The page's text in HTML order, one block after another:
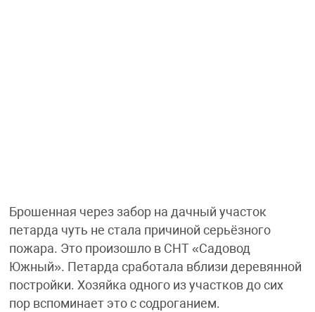
Брошенная через забор на дачный участок
петарда чуть не стала причиной серьёзного
пожара. Это произошло в СНТ «Садовод
Южный». Петарда сработала вблизи деревянной
постройки. Хозяйка одного из участков до сих
пор вспоминает это с содроганием.